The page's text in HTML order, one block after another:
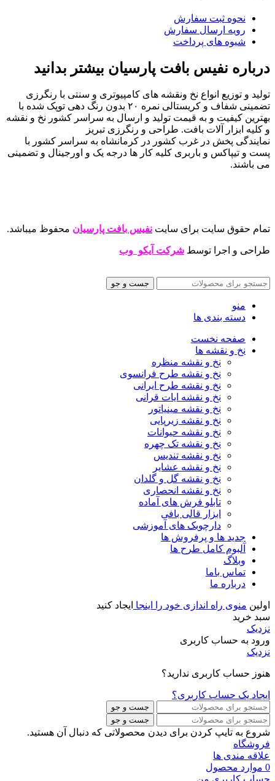
نحوه ثبت سفارش
رویه ارسال سفارش
شیوه های پرداخت
درباره نفیس بافت پارسیان بیشتر بدانید
تولید و توزیع انواع نخ ونقشه های کامپیوتری و سنتی با رنگرزی
تضمینی شفاف و کریستالی نمره ۲۰ بدون رنگ دهی توپک شده با
بهترین کیفیت و به قیمت تولید و ارسال به سراسر کشور نخ و نقشه
و کلیه ابزار آلات بافت. طراحی و رنگرزی تبریز
نمایندگی پخش در غرب کشور در کرمانشاه به سراسر کشور با
پست و تیپاکس و باربری کلیه کار ها درجه یک و اورجینال و تضمینی
می باشند.
تمام حقوق سایت برای سایت نفیس بافت پارسیان محفوظ میباشد.
طراحی و اجرا توسط شرکت آیکو وب
جست و جو
منو
دسته بندی ها
صفحه نخست
نخ و نقشه ها
نخ و نقشه منظره
نخ و نقشه طرح فرانسوی
نخ و نقشه طرح ایرانی
نخ و نقشه ایات قرانی
نخ و نقشه مینیاتور
نخ و نقشه زیرپایی
نخ و نقشه حیوانات
نخ و نقشه تک چهره
نخ و نقشه تندیس
نخ و نقشه عشایر
نخ و نقشه گل و گلدان
نخ و نقشه انحصاری
تابلو فرش های آماده
ابزار قالی بافی
دارچوبک های آموزشی
جدید ها و پرفروش ها
آلبوم کامل طرح ها
وبلاگ
تماس باما
درباره ما
اولین منوی راه اندازی خود را اینجا ایجاد کنید
سبد خرید
نزدیک
ورود به حساب کاربری
نزدیک
هنوز حساب کاربری ندارید؟
ایجاد یک حساب کاربری؟
جست و جو
جست و جو
شروع به تایپ کردن برای دیدن محصولاتی که دنبال آن هستید.
فروشگاه
علاقه مندی ها
0 موارد محصول